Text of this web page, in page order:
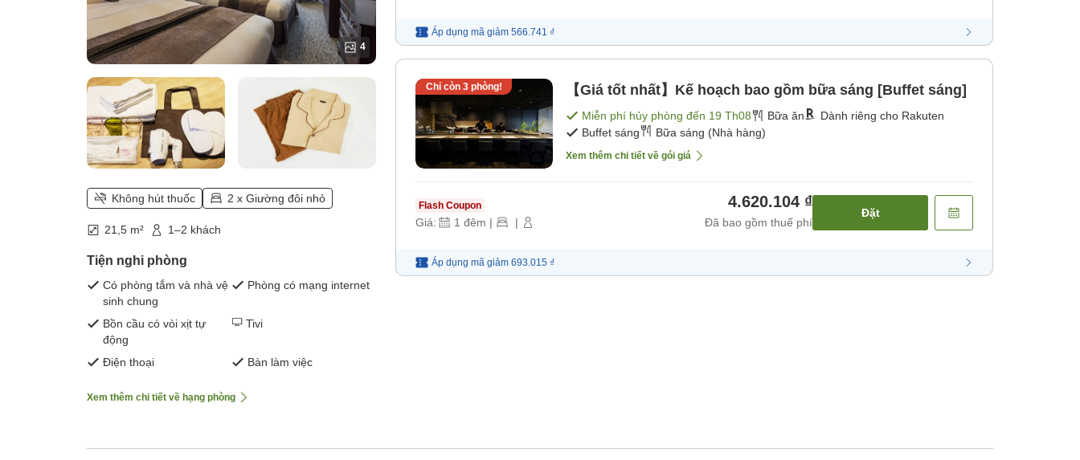
4
Không hút thuốc 2 x Giường đôi nhỏ
21,5 m² 1–2 khách
Tiện nghi phòng
Có phòng tắm và nhà vệ
sinh chung
Phòng có mạng internet
Bồn cầu có vòi xịt tự
động
Tivi
Điện thoại Bàn làm việc
Xem thêm chi tiết về hạng phòng
Áp dụng mã giảm 566.741 ₫
Chỉ còn 3phòng! 【Giá tốt nhất】Kế hoạch bao gồm bữa sáng [Buffet sáng]
Miễn phí hủy phòng đến 19 Th08 Bữa ăn
Dành riêng cho Rakuten
Buffet sáng
Bữa sáng (Nhà hàng)
Xem thêm chi tiết về gói giá
Flash Coupon
Giá: 1 đêm | |
4.620.104 ₫
Đã bao gồm thuế phí
Đặt
Áp dụng mã giảm 693.015 ₫